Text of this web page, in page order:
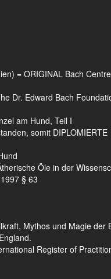
= ORIGINAL Bach
Dr. Edward Bach
am Hund, Teil I
somit DIPLOMIERTE
Öle in der
§ 63
Mythos und Magie der
Register of